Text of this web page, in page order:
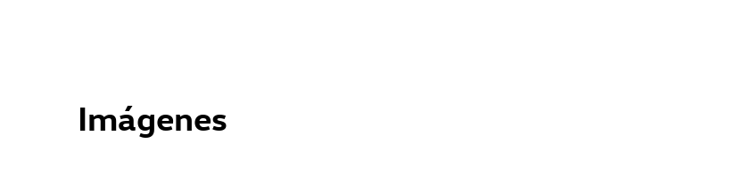
Imágenes